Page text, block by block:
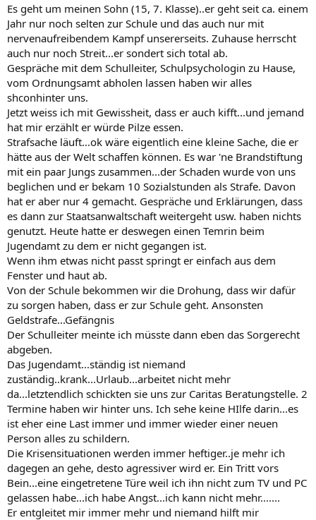
Es geht um meinen Sohn (15, 7. Klasse)..er geht seit ca. einem
Jahr nur noch selten zur Schule und das auch nur mit
nervenaufreibendem Kampf unsererseits. Zuhause herrscht
auch nur noch Streit...er sondert sich total ab.
Gespräche mit dem Schulleiter, Schulpsychologin zu Hause,
vom Ordnungsamt abholen lassen haben wir alles
shconhinter uns.
Jetzt weiss ich mit Gewissheit, dass er auch kifft...und jemand
hat mir erzählt er würde Pilze essen.
Strafsache läuft...ok wäre eigentlich eine kleine Sache, die er
hätte aus der Welt schaffen können. Es war 'ne Brandstiftung
mit ein paar Jungs zusammen...der Schaden wurde von uns
beglichen und er bekam 10 Sozialstunden als Strafe. Davon
hat er aber nur 4 gemacht. Gespräche und Erklärungen, dass
es dann zur Staatsanwaltschaft weitergeht usw. haben nichts
genutzt. Heute hatte er deswegen einen Temrin beim
Jugendamt zu dem er nicht gegangen ist.
Wenn ihm etwas nicht passt springt er einfach aus dem
Fenster und haut ab.
Von der Schule bekommen wir die Drohung, dass wir dafür
zu sorgen haben, dass er zur Schule geht. Ansonsten
Geldstrafe...Gefängnis
Der Schulleiter meinte ich müsste dann eben das Sorgerecht
abgeben.
Das Jugendamt...ständig ist niemand
zuständig..krank...Urlaub...arbeitet nicht mehr
da...letztendlich schickten sie uns zur Caritas Beratungstelle. 2
Termine haben wir hinter uns. Ich sehe keine HIlfe darin...es
ist eher eine Last immer und immer wieder einer neuen
Person alles zu schildern.
Die Krisensituationen werden immer heftiger..je mehr ich
dagegen an gehe, desto agressiver wird er. Ein Tritt vors
Bein...eine eingetretene Türe weil ich ihn nicht zum TV und PC
gelassen habe...ich habe Angst...ich kann nicht mehr.......
Er entgleitet mir immer mehr und niemand hilft mir